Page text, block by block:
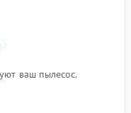
ваш пылесос.